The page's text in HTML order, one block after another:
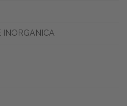
INORGANICA